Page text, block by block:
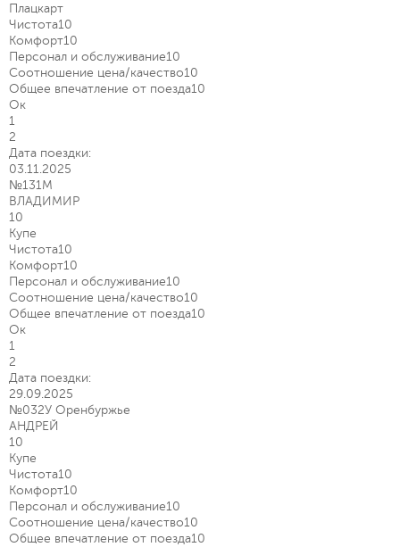
Плацкарт
Чистота10
Комфорт10
Персонал и обслуживание10
Соотношение цена/качество10
Общее впечатление от поезда10
Ок
1
2
Дата поездки:
03.11.2025
№131М
ВЛАДИМИР
10
Купе
Чистота10
Комфорт10
Персонал и обслуживание10
Соотношение цена/качество10
Общее впечатление от поезда10
Ок
1
2
Дата поездки:
29.09.2025
№032У Оренбуржье
АНДРЕЙ
10
Купе
Чистота10
Комфорт10
Персонал и обслуживание10
Соотношение цена/качество10
Общее впечатление от поезда10